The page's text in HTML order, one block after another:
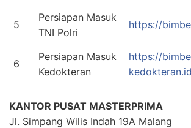
5
Persiapan Masuk
TNI Polri
https://
6
Persiapan Masuk
Kedokteran
https://
kedokteran.id
KANTOR PUSAT MASTERPRIMA
Jl. Simpang Wilis Indah 19A Malang